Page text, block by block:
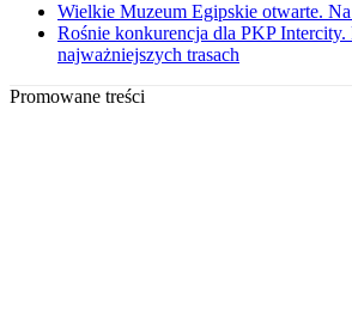
Wielkie Muzeum Egipskie otwarte.
Rośnie konkurencja dla PKP Intercity.
najważniejszych trasach
Promowane treści